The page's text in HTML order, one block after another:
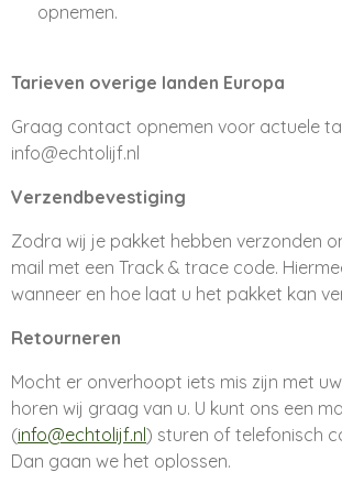
opnemen.
Tarieven overige landen Europa
Graag contact opnemen voor actuele
info@echtolijf.nl
Verzendbevestiging
Zodra wij je pakket hebben verzonden
mail met een Track & trace code.
wanneer en hoe laat u het pakket kan
Retourneren
Mocht er onverhoopt iets mis zijn met
horen wij graag van u. U kunt ons een
(info@echtolijf.nl) sturen of telefonisch
Dan gaan we het oplossen.